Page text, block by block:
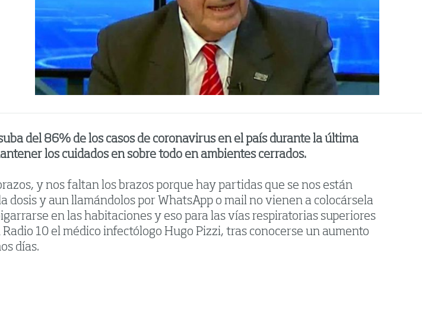
del 86% de los casos de coronavirus en el país durante la última
los cuidados en sobre todo en ambientes cerrados.
y nos faltan los brazos porque hay partidas que se nos están
dosis y aun llamándolos por WhatsApp o mail no vienen a colocársela
en las habitaciones y eso para las vías respiratorias superiores
10 el médico infectólogo Hugo Pizzi, tras conocerse un aumento
días.